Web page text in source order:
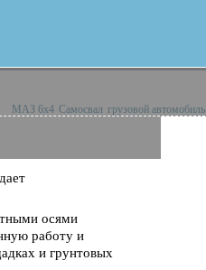
МАЗ 6х4 Самосвал грузовой автомобиль
осями
работу и
и грунтовых